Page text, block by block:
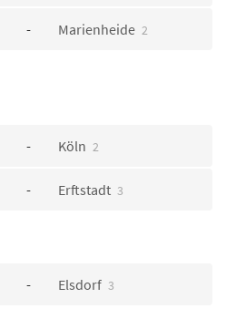
Marienheide 2
Köln 2
Erftstadt 3
Elsdorf 3